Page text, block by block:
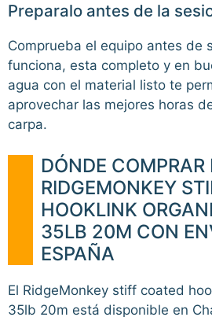
Preparalo antes de la
Comprueba el equipo antes de
funciona, esta completo y en
agua con el material listo te
aprovechar las mejores horas
carpa.
DÓNDE COMPRAR
RIDGEMONKEY
HOOKLINK
35LB 20M CON
ESPAÑA
El RidgeMonkey stiff coated
35lb 20m está disponible en